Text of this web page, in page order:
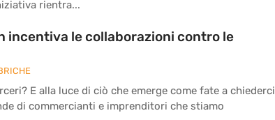
rientra...
incentiva le collaborazioni contro le
E alla luce di ciò che emerge come fate a chiederci
di commercianti e imprenditori che stiamo